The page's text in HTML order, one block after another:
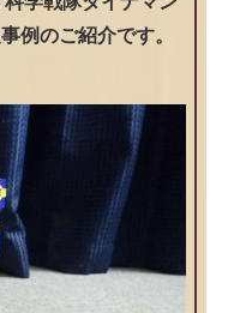
例のご紹介です。